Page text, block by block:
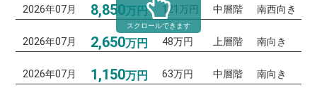
2026年07月 8,850万円 121万円 中層階 南西向き
2026年07月 2,650万円 48万円 上層階 南向き
2026年07月 1,150万円 63万円 中層階 南向き
スクロールできます